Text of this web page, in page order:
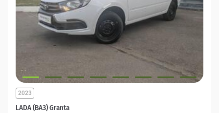
LADA (ВАЗ) Granta
2023